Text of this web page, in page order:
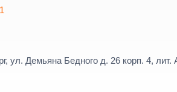
ул. Демьяна Бедного д. 26 корп. 4,